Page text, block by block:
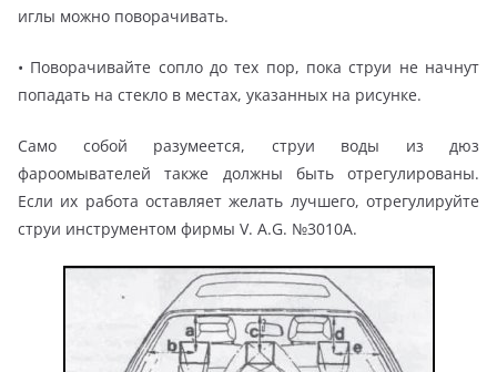
иглы можно поворачивать.
• Поворачивайте сопло до тех пор, пока струи не начнут
попадать на стекло в местах, указанных на рисунке.
Само собой разумеется, струи воды из дюз
фароомывателей также должны быть отрегулированы.
Если их работа оставляет желать лучшего, отрегулируйте
струи инструментом фирмы V. A.G. №3010А.